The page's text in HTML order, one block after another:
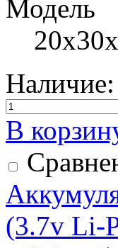
Модель
Наличие:
В
(3.7v Li-